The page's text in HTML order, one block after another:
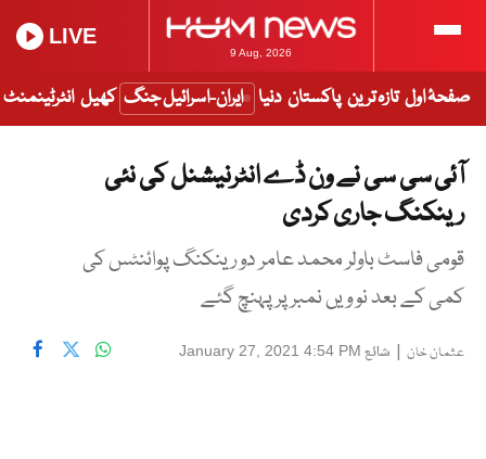
9 Aug, 2026
LIVE
صفحۂ اول تازہ ترین پاکستان دنیا ایران-اسرائیل جنگ کھیل انٹرٹینمنٹ
آئی سی سی نے ون ڈے انٹرنیشنل کی نئی
رینکنگ جاری کردی
قومی فاسٹ باولر محمد عامر دو رینکنگ پوائنٹس کی
کمی کے بعد نو ویں نمبر پر پہنچ گئے
عثمان خان | شائع January 27, 2021 4:54 PM